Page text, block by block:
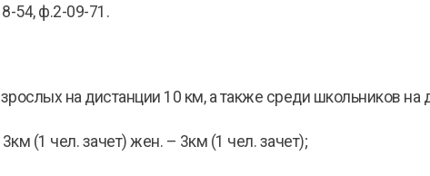
54, ф.2-09-71.
на дистанции 10 км, а также среди школьников на
(1 чел. зачет) жен. – 3км (1 чел. зачет);